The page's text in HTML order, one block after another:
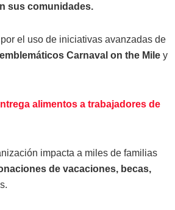
sus comunidades.
el uso de iniciativas avanzadas de
Carnaval on the Mile y
alimentos a trabajadores de
impacta a miles de familias
de vacaciones, becas,